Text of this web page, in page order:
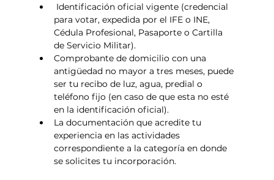
Identificación oficial vigente (credencial
para votar, expedida por el IFE o INE,
Cédula Profesional, Pasaporte o Cartilla
de Servicio Militar).
Comprobante de domicilio con una
antigüedad no mayor a tres meses, puede
ser tu recibo de luz, agua, predial o
teléfono fijo (en caso de que esta no esté
en la identificación oficial).
La documentación que acredite tu
experiencia en las actividades
correspondiente a la categoría en donde
se solicites tu incorporación.